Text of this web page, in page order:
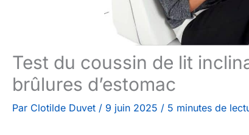
Test du coussin de lit
brûlures d’estomac
Par Clotilde Duvet / 9 juin 2025 / 5 minutes de